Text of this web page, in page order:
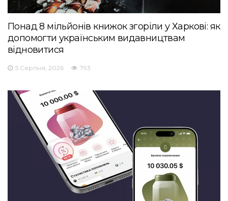
Понад 8 мільйонів книжок згоріли у Харкові: як
допомогти українським видавництвам
відновитися
5 Серпня, 2026 793